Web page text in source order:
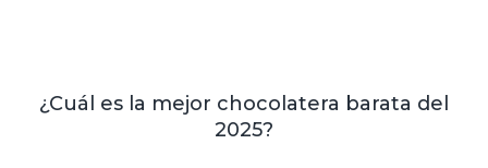
¿Cuál es la mejor chocolatera barata del
2025?